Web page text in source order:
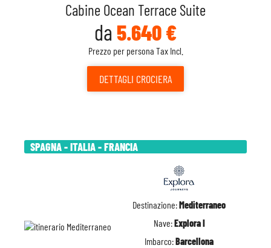
Cabine Ocean Terrace Suite
da 5.640 €
Prezzo per persona Tax Incl.
DETTAGLI CROCIERA
SPAGNA - ITALIA - FRANCIA
Destinazione:Mediterraneo
Nave:Explora I
Imbarco:Barcellona